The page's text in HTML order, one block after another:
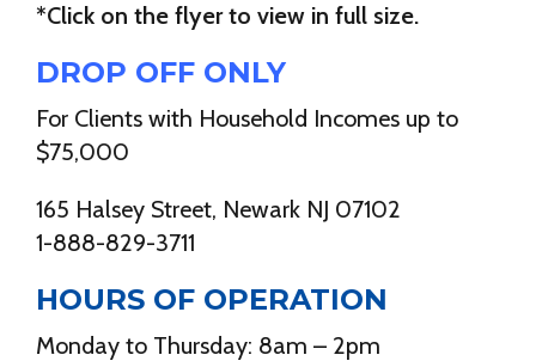
*Click on the flyer to view in full size.
DROP OFF ONLY
For Clients with Household Incomes up to
$75,000
165 Halsey Street, Newark NJ 07102
1-888-829-3711
HOURS OF OPERATION
Monday to Thursday: 8am – 2pm